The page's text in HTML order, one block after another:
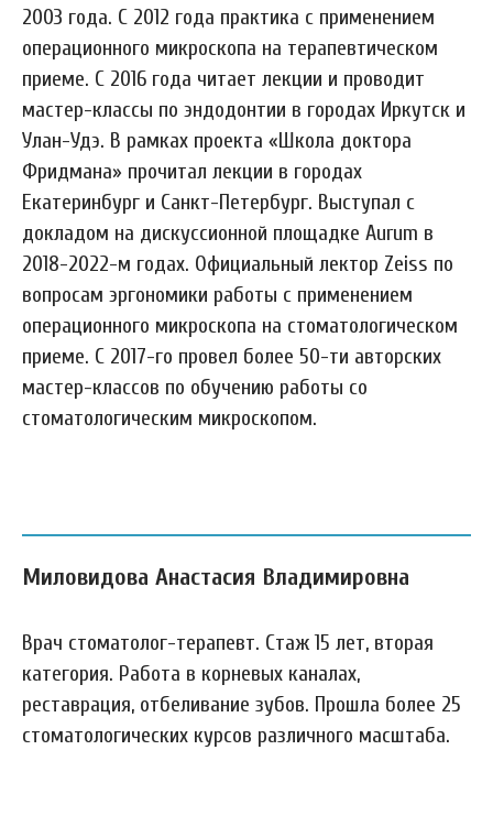
2003 года. С 2012 года практика с применением
операционного микроскопа на терапевтическом
приеме. С 2016 года читает лекции и проводит
мастер-классы по эндодонтии в городах Иркутск и
Улан-Удэ. В рамках проекта «Школа доктора
Фридмана» прочитал лекции в городах
Екатеринбург и Санкт-Петербург. Выступал с
докладом на дискуссионной площадке Aurum в
2018-2022-м годах. Официальный лектор Zeiss по
вопросам эргономики работы с применением
операционного микроскопа на стоматологическом
приеме. С 2017-го провел более 50-ти авторских
мастер-классов по обучению работы со
стоматологическим микроскопом.
Миловидова Анастасия Владимировна
Врач стоматолог-терапевт. Стаж 15 лет, вторая
категория. Работа в корневых каналах,
реставрация, отбеливание зубов. Прошла более 25
стоматологических курсов различного масштаба.